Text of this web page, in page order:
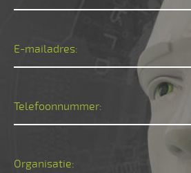
E-mailadres:
Telefoonnummer:
Organisatie: